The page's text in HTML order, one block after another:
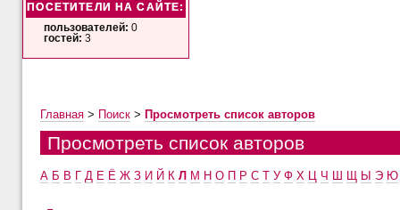
ПОСЕТИТЕЛИ НА САЙТЕ:
пользователей: 0
гостей: 3
Главная> Поиск> Просмотреть список авторов
Просмотреть список авторов
А Б В Г Д Е Ё Ж З И Й К Л М Н О П Р С Т У Ф Х Ч Ы Э Ю